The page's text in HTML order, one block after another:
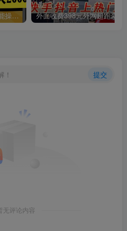
AI起号撸爆头条，小白也能操作，日入2000+
！ 提交
无评论内容